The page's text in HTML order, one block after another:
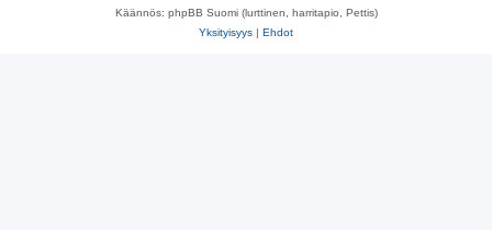
Käännös: phpBB Suomi (lurttinen, harritapio, Pettis)
Yksityisyys | Ehdot